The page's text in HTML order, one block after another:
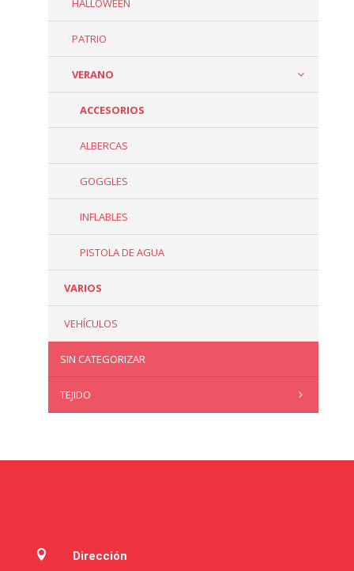
HALLOWEEN
PATRIO
VERANO
ACCESORIOS
ALBERCAS
GOGGLES
INFLABLES
PISTOLA DE AGUA
VARIOS
VEHÍCULOS
SIN CATEGORIZAR
TEJIDO
 Dirección